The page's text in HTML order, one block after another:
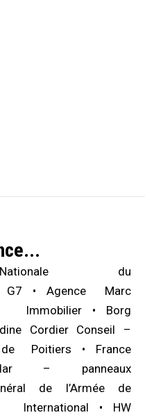
du
Agence Marc
Borg
Cordier Conseil –
Poitiers
France
– panneaux
de l’Armée de
HW